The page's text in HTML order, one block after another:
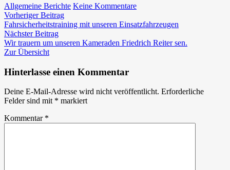
Allgemeine Berichte Keine Kommentarezu
von
und
Beitragsnavigation
Vorheriger BeitragVorheriger
Beitrag:
Fahrsicherheitstraining mit unseren Einsatzfahrzeugen
Nächster BeitragNächster
Beitrag:
Wir trauern um unseren Kameraden Friedrich Reiter sen.
Zur Übersicht
Hinterlasse einen Kommentar
Deine E-Mail-Adresse wird nicht veröffentlicht. Erforderliche
Felder sind mit * markiert
Kommentar *